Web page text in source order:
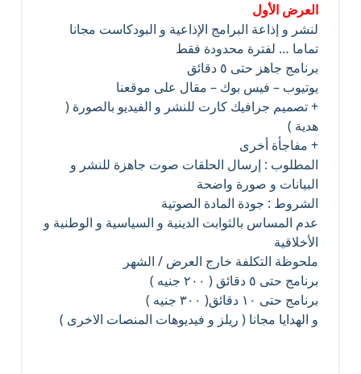
العرض الأول
لنشر و إذاعة البرامج الإذاعية و البودكاست مجانا
تماما … لفترة محدودة فقط
برنامج جاهز حتى ٥ دقائق
يوتيوب – فيس بوك – مقال على موقعنا
+ تصميم جرافيك كارت للنشر و الفيديو بالصورة (
هدية )
+ مفاجأة أخرى
المطلوب : إرسال الحلقات صوت جاهزة للنشر و
البيانات و صورة واضحة
الشروط : جودة المادة الصوتية
عدم المساس بالثوابت الدينية و السياسية و الوطنية و
الأخلاقية
ملحوظة التكلفة خارج العرض / الشهر
برنامج حتى ٥ دقائق ( ٢٠٠ جنيه )
برنامج حتى ١٠ دقائق( ٣٠٠ جنيه )
و الهدايا مجانا ( ريلز و فيديوهات المنصات الاخرى )